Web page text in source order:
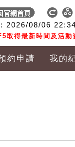
2026/08/06
取得最新時間及活動
約申請 我的